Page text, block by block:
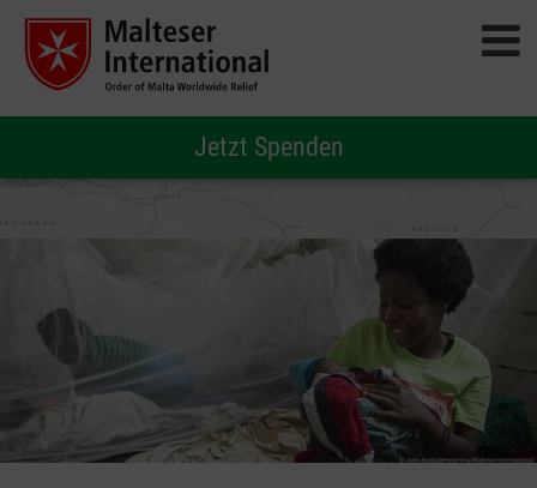
Jetzt Spenden